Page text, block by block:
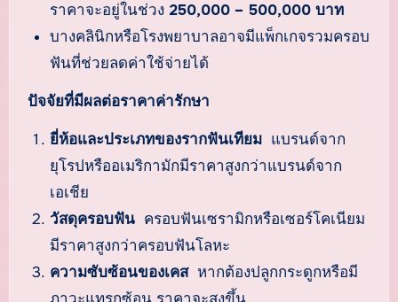
ราคาจะอยู่ในช่วง 250,000 – 500,000 บาท
บางคลินิกหรือโรงพยาบาลอาจมีแพ็กเกจรวมครอบ
ฟันที่ช่วยลดค่าใช้จ่ายได้
ปัจจัยที่มีผลต่อราคาค่ารักษา
ยี่ห้อและประเภทของรากฟันเทียม แบรนด์จาก
ยุโรปหรืออเมริกามักมีราคาสูงกว่าแบรนด์จาก
เอเชีย
วัสดุครอบฟัน ครอบฟันเซรามิกหรือเซอร์โคเนียม
มีราคาสูงกว่าครอบฟันโลหะ
ความซับซ้อนของเคสหากต้องปลูกกระดูกหรือมี